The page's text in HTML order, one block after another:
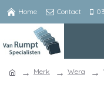
Home Contact
Merk Wera